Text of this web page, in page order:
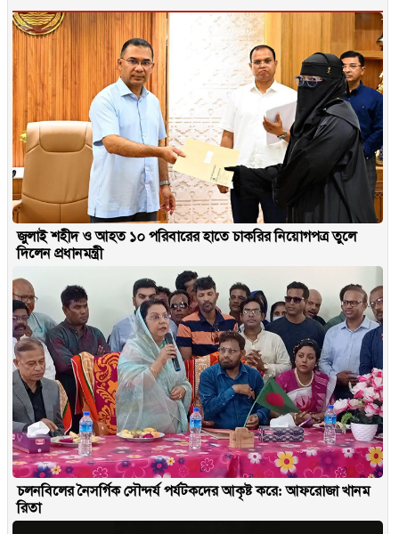
জুলাই শহীদ ও আহত ১০ পরিবারের হাতে চাকরির নিয়োগপত্র তুলে
দিলেন প্রধানমন্ত্রী
চলনবিলের নৈসর্গিক সৌন্দর্য পর্যটকদের আকৃষ্ট করে: আফরোজা খানম
রিতা